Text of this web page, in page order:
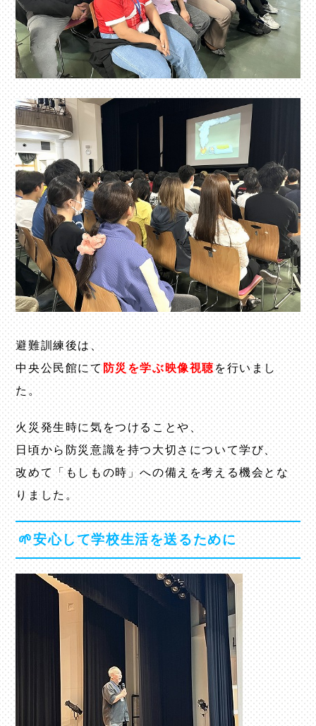
避難訓練後は、
中央公民館にて 防災を学ぶ映像視聴を行いまし
た。
火災発生時に気をつけることや、
日頃から防災意識を持つ大切さについて学び、
改めて「もしもの時」への備えを考える機会とな
りました。
🌱安心して学校生活を送るために